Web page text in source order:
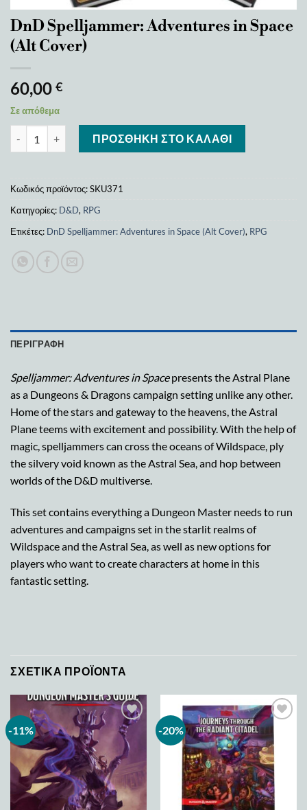
DnD Spelljammer: Adventures in Space
(Alt Cover)
60,00 €
Σε απόθεμα
DnD Spelljammer: Adventures in Space (Alt Cover) ποσότητα
ΠΡΟΣΘΉΚΗ ΣΤΟ ΚΑΛΆΘΙ
Κωδικός προϊόντος:SKU371
Κατηγορίες: D&D, RPG
Ετικέτες: DnD Spelljammer: Adventures in Space (Alt Cover), RPG
ΠΕΡΙΓΡΑΦΉ
Spelljammer: Adventures in Spacepresents the Astral Plane
as a Dungeons & Dragons campaign setting unlike any other.
Home of the stars and gateway to the heavens, the Astral
Plane teems with excitement and possibility. With the help of
magic, spelljammers can cross the oceans of Wildspace, ply
the silvery void known as the Astral Sea, and hop between
worlds of the D&D multiverse.
This set contains everything a Dungeon Master needs to run
adventures and campaigns set in the starlit realms of
Wildspace and the Astral Sea, as well as new options for
players who want to create characters at home in this
fantastic setting.
ΣΧΕΤΙΚΆ ΠΡΟΪΌΝΤΑ
-11%
Add to
wishlist
-20%
Add to
wishlist